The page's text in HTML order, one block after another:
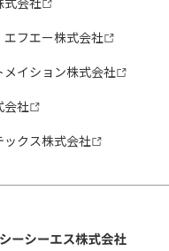
エフエー株式会社
メイション株式会社
会社
ックス株式会社